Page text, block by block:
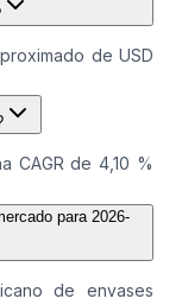
de USD
CAGR de 4,10 %
para 2026-
de envases